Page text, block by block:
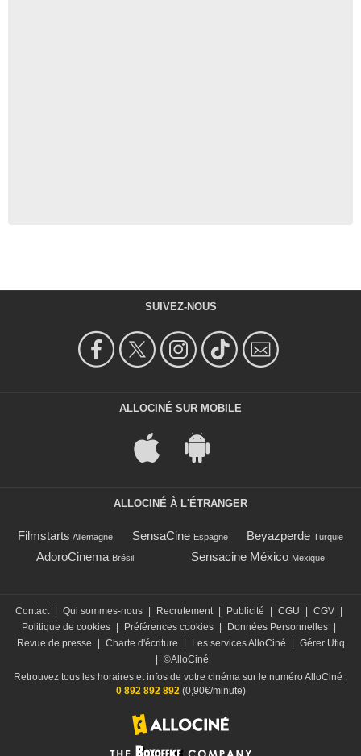
SUIVEZ-NOUS
ALLOCINÉ SUR MOBILE
ALLOCINÉ À L'ÉTRANGER
Filmstarts Allemagne SensaCine Espagne Beyazperde Turquie
AdoroCinema Brésil Sensacine México Mexique
Contact Qui sommes-nous Recrutement Publicité CGU CGV
Politique de cookies
Préférences cookies Données Personnelles
Revue de presse
Charte d'écriture Les services AlloCiné
Gérer Utiq
©AlloCiné
Retrouvez tous les horaires et infos de votre cinéma sur le numéro AlloCiné :
0 892 892 892(0,90€/minute)